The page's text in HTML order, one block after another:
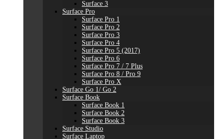
Surface 3
Surface Pro
Surface Pro 1
Surface Pro 2
Surface Pro 3
Surface Pro 4
Surface Pro 5 (2017)
Surface Pro 6
Surface Pro 7 / 7 Plus
Surface Pro 8 / Pro 9
Surface Pro X
Surface Go 1/ Go 2
Surface Book
Surface Book 1
Surface Book 2
Surface Book 3
Surface Studio
Surface Laptop